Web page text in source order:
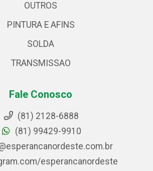
OUTROS
PINTURA E AFINS
SOLDA
TRANSMISSAO
Fale Conosco
(81) 2128-6888
(81) 99429-9910
esperancanordeste